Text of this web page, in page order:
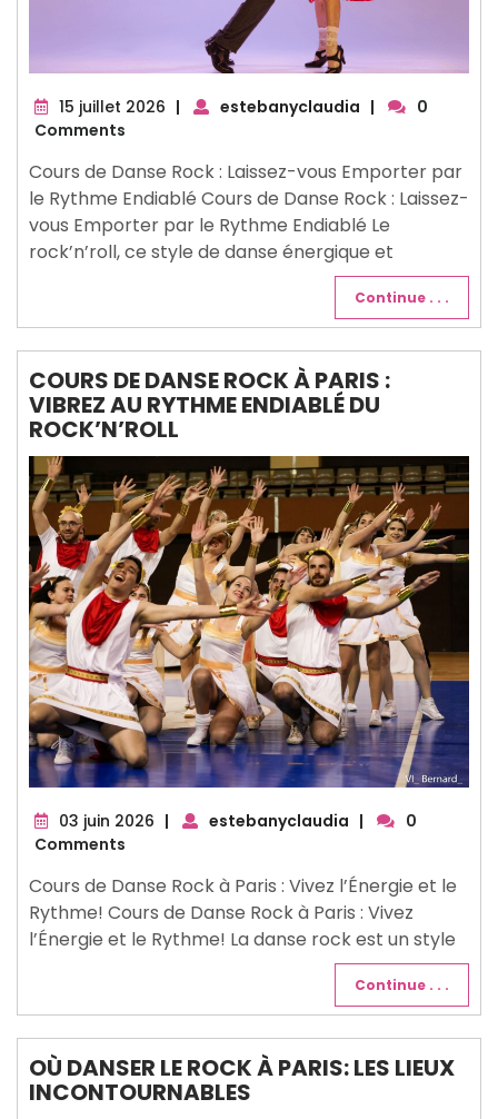
15 juillet 2026 15| estebanyclaudia |
0
Comments
Cours de Danse Rock : Laissez-vous Emporter par
le Rythme Endiablé Cours de Danse Rock : Laissez-
vous Emporter par le Rythme Endiablé Le
rock’n’roll, ce style de danse énergique et
Continue . . .
COURS DE DANSE ROCK À PARIS :
VIBREZ AU RYTHME ENDIABLÉ DU
ROCK’N’ROLL
03 juin 2026 03
| estebanyclaudia |
0
Comments
Cours de Danse Rock à Paris : Vivez l’Énergie et le
Rythme! Cours de Danse Rock à Paris : Vivez
l’Énergie et le Rythme! La danse rock est un style
Continue . . .
OÙ DANSER LE ROCK À PARIS: LES LIEUX
INCONTOURNABLES